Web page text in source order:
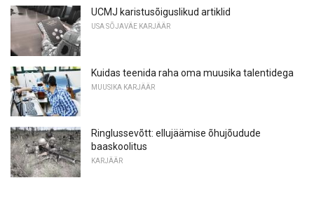
UCMJ karistusõiguslikud artiklid
USA SÕJAVÄE KARJÄÄR
Kuidas teenida raha oma muusika talentidega
MUUSIKA KARJÄÄR
Ringlussevõtt: ellujäämise õhujõudude
baaskoolitus
KARJÄÄR